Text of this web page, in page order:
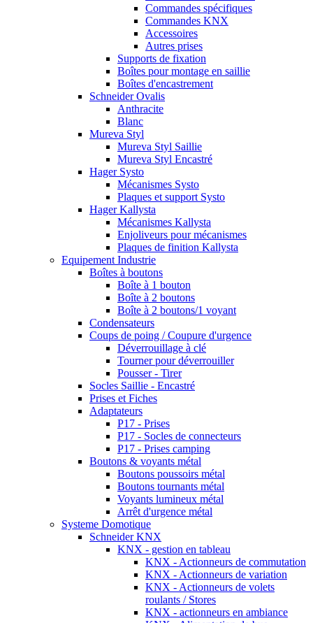
Commandes spécifiques
Commandes KNX
Accessoires
Autres prises
Supports de fixation
Boîtes pour montage en saillie
Boîtes d'encastrement
Schneider Ovalis
Anthracite
Blanc
Mureva Styl
Mureva Styl Saillie
Mureva Styl Encastré
Hager Systo
Mécanismes Systo
Plaques et support Systo
Hager Kallysta
Mécanismes Kallysta
Enjoliveurs pour mécanismes
Plaques de finition Kallysta
Equipement Industrie
Boîtes à boutons
Boîte à 1 bouton
Boîte à 2 boutons
Boîte à 2 boutons/1 voyant
Condensateurs
Coups de poing / Coupure d'urgence
Déverrouillage à clé
Tourner pour déverrouiller
Pousser - Tirer
Socles Saillie - Encastré
Prises et Fiches
Adaptateurs
P17 - Prises
P17 - Socles de connecteurs
P17 - Prises camping
Boutons & voyants métal
Boutons poussoirs métal
Boutons tournants métal
Voyants lumineux métal
Arrêt d'urgence métal
Systeme Domotique
Schneider KNX
KNX - gestion en tableau
KNX - Actionneurs de commutation
KNX - Actionneurs de variation
KNX - Actionneurs de volets
roulants / Stores
KNX - actionneurs en ambiance